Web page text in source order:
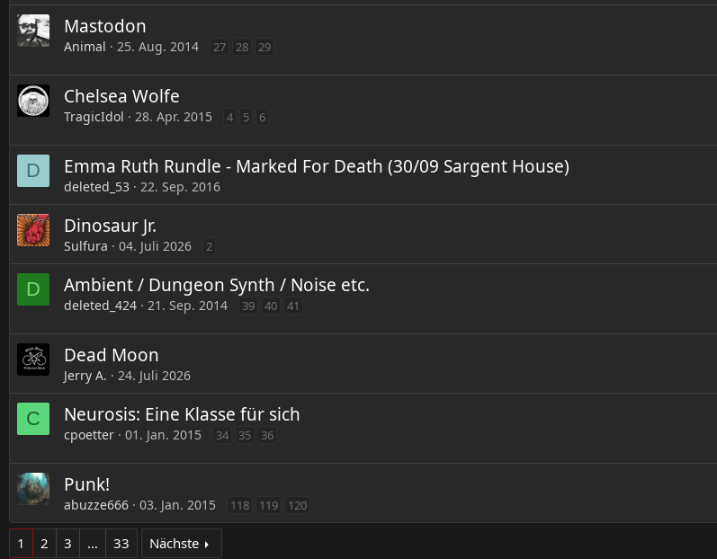
Mastodon
Animal 25. Aug. 2014 27 28 29
Chelsea Wolfe
TragicIdol 28. Apr. 2015 4 5 6
D Emma Ruth Rundle - Marked For Death (30/09 Sargent House)
deleted_53 22. Sep. 2016
Dinosaur Jr.
Sulfura 04. Juli 2026 2
D Ambient / Dungeon Synth / Noise etc.
deleted_424 21. Sep. 2014 39 40 41
Dead Moon
Jerry A. 24. Juli 2026
C Neurosis: Eine Klasse für sich
cpoetter 01. Jan. 2015 34 35 36
Punk!
abuzze666 03. Jan. 2015 118 119 120
1 2 3 … 33 Nächste